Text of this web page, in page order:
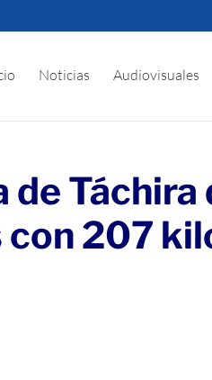
Noticias Audiovisuales
de
207